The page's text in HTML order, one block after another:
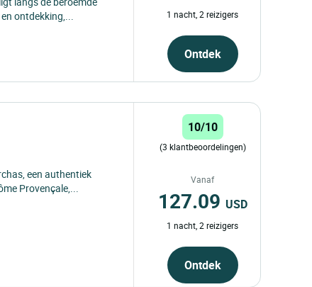
ontdekking,...
1 nacht, 2 reizigers
Ontdek
een authentiek
Provençale,...
10/10
(3 klantbeoordelingen)
Vanaf
127.09 USD
1 nacht, 2 reizigers
Ontdek